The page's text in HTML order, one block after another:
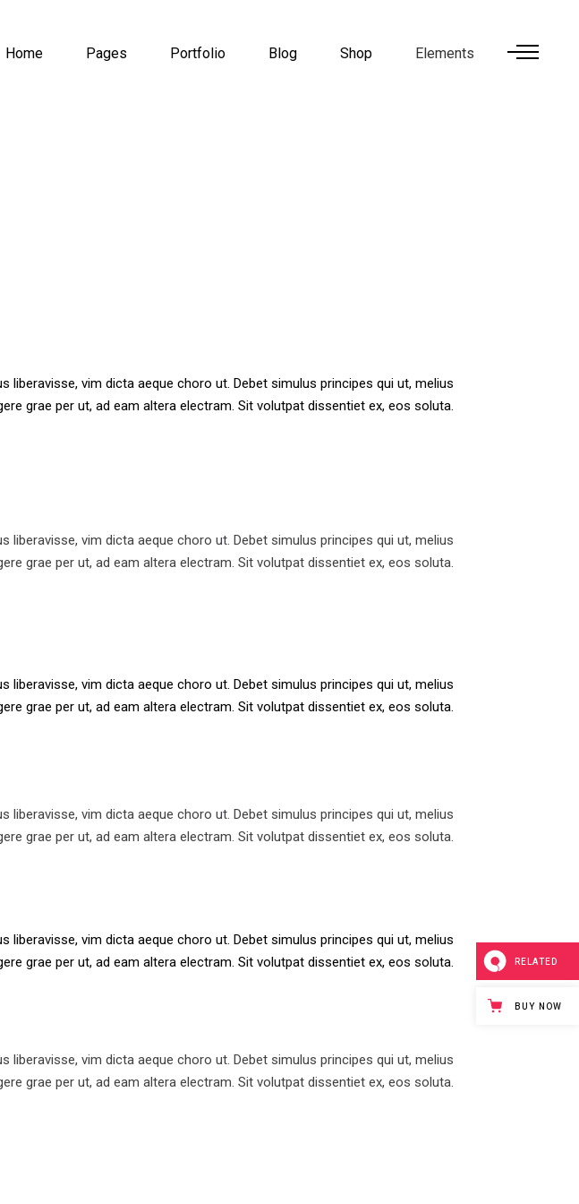
Home Pages Portfolio Blog Shop Elements
vim dicta aeque choro ut. Debet simulus principes qui ut, melius
grae per ut, ad eam altera electram. Sit volutpat dissentiet ex, eos soluta.
vim dicta aeque choro ut. Debet simulus principes qui ut, melius
grae per ut, ad eam altera electram. Sit volutpat dissentiet ex, eos soluta.
vim dicta aeque choro ut. Debet simulus principes qui ut, melius
grae per ut, ad eam altera electram. Sit volutpat dissentiet ex, eos soluta.
vim dicta aeque choro ut. Debet simulus principes qui ut, melius
grae per ut, ad eam altera electram. Sit volutpat dissentiet ex, eos soluta.
vim dicta aeque choro ut. Debet simulus principes qui ut, melius
grae per ut, ad eam altera electram. Sit volutpat dissentiet ex, eos soluta.
vim dicta aeque choro ut. Debet simulus principes qui ut, melius
grae per ut, ad eam altera electram. Sit volutpat dissentiet ex, eos soluta.
RELATED
BUY NOW